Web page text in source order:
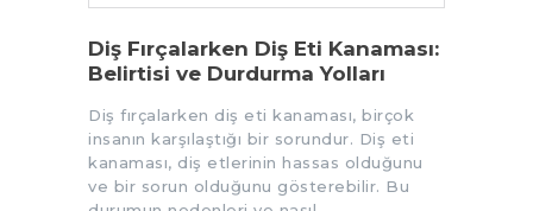
Diş Fırçalarken Diş Eti Kanaması:
Belirtisi ve Durdurma Yolları
Diş fırçalarken diş eti kanaması, birçok
insanın karşılaştığı bir sorundur. Diş eti
kanaması, diş etlerinin hassas olduğunu
ve bir sorun olduğunu gösterebilir. Bu